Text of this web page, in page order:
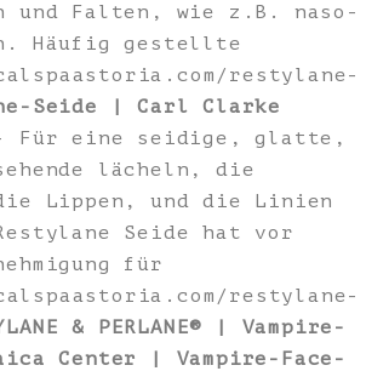
und Falten, wie z.B. naso-
Häufig gestellte
restylane-
Seide | Carl Clarke
Für eine seidige, glatte,
lächeln, die
Lippen, und die Linien
Seide hat vor
für
restylane-
& PERLANE® | Vampire-
Center | Vampire-Face-